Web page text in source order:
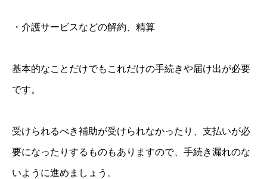
・介護サービスなどの解約、精算
基本的なことだけでもこれだけの手続きや届け出が必要
です。
受けられるべき補助が受けられなかったり、支払いが必
要になったりするものもありますので、手続き漏れのな
いように進めましょう。